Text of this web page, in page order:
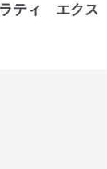
ティ エクス